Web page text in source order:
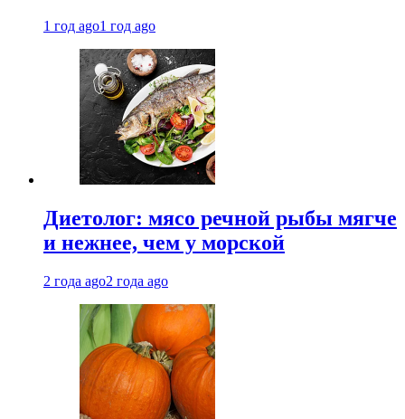
1 год ago1 год ago
Диетолог: мясо речной рыбы мягче
и нежнее, чем у морской
2 года ago2 года ago